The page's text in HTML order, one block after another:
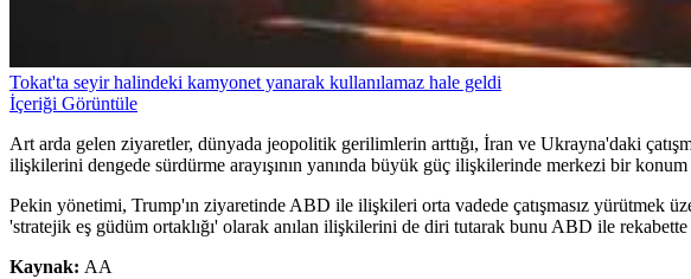
Tokat'ta seyir halindeki kamyonet yanarak kullanılamaz hale geldi
İçeriği Görüntüle
Art arda gelen ziyaretler, dünyada jeopolitik gerilimlerin arttığı, İran ve Ukrayna'daki
ilişkilerini dengede sürdürme arayışının yanında büyük güç ilişkilerinde merkezi bir konum
Pekin yönetimi, Trump'ın ziyaretinde ABD ile ilişkileri orta vadede çatışmasız yürütmek
'stratejik eş güdüm ortaklığı' olarak anılan ilişkilerini de diri tutarak bunu ABD ile
Kaynak: AA